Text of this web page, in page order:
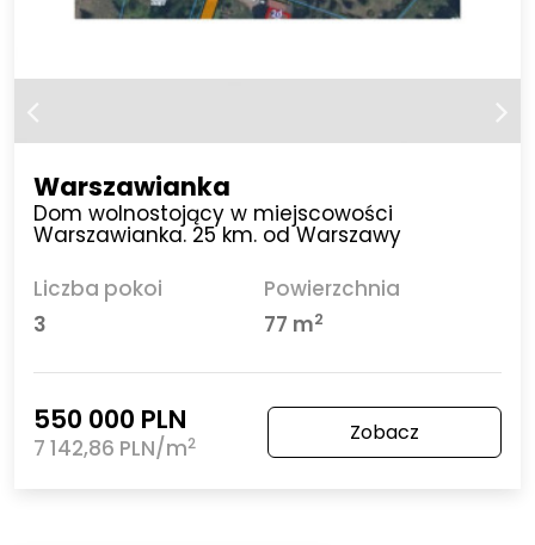
Warszawianka
Dom wolnostojący w miejscowości
Warszawianka. 25 km. od Warszawy
Liczba pokoi
3
Powierzchnia
77 m2
550 000 PLN
7 142,86 PLN/m2 Zobacz